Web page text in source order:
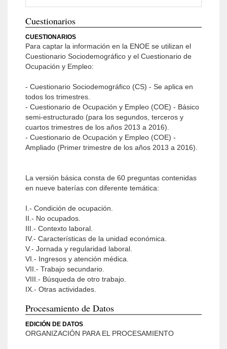
Cuestionarios
CUESTIONARIOS
Para captar la información en la ENOE se utilizan el
Cuestionario Sociodemográfico y el Cuestionario de
Ocupación y Empleo:
- Cuestionario Sociodemográfico (CS) - Se aplica en
todos los trimestres.
- Cuestionario de Ocupación y Empleo (COE) - Básico
semi-estructurado (para los segundos, terceros y
cuartos trimestres de los años 2013 a 2016).
- Cuestionario de Ocupación y Empleo (COE) -
Ampliado (Primer trimestre de los años 2013 a 2016).
La versión básica consta de 60 preguntas contenidas
en nueve baterías con diferente temática:
I.- Condición de ocupación.
II.- No ocupados.
III.- Contexto laboral.
IV.- Características de la unidad económica.
V.- Jornada y regularidad laboral.
VI.- Ingresos y atención médica.
VII.- Trabajo secundario.
VIII.- Búsqueda de otro trabajo.
IX.- Otras actividades.
Procesamiento de Datos
EDICIÓN DE DATOS
ORGANIZACIÓN PARA EL PROCESAMIENTO